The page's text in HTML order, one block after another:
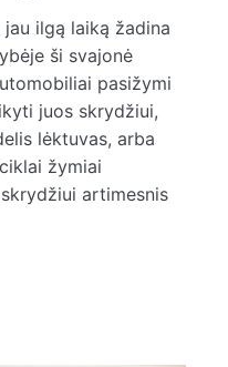
ilgą laiką žadina
ši svajonė
pasižymi
juos skrydžiui,
lėktuvas, arba
žymiai
artimesnis